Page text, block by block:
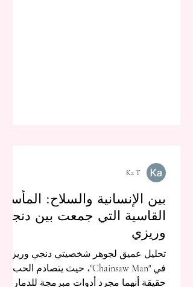
بين الإنسانية والسلاح: المأسة
القاسية التي جمعت بين دنجي
وريزي
تحليل عميق لجوهر شخصيتي دنجي وريزي
في "Chainsaw Man"، حيث يتصادم الحب مع
حقيقة أنهما مجرد أدوات مبرمجة للدمار.
Ka T